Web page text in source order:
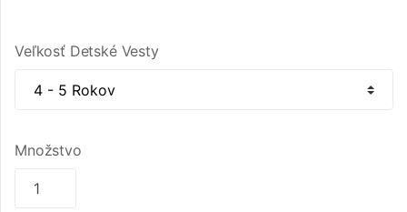
Veľkosť Detské Vesty
Množstvo